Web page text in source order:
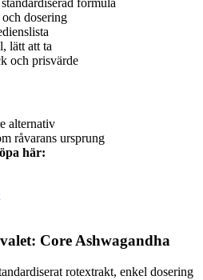
formula
dosering
lätt att ta
och prisvärde
alternativ
råvarans ursprung
här:
Core Ashwagandha
rotextrakt, enkel dosering